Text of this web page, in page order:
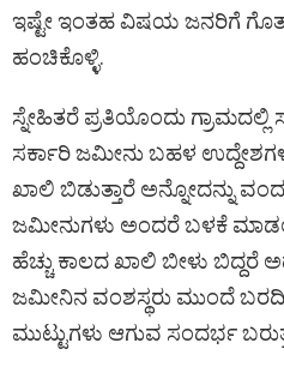
ಇಷ್ಟೇ ಇಂತಹ ವಿಷಯ ಜನರಿಗೆ
ಹಂಚಿಕೊಳ್ಳಿ.
ಸ್ನೇಹಿತರೆ ಪ್ರತಿಯೊಂದು ಗ್ರಾಮದಲ್ಲಿ
ಸರ್ಕಾರಿ ಜಮೀನು ಬಹಳ
ಖಾಲಿ ಬಿಡುತ್ತಾರೆ ಅನ್ನೋದನ್ನು
ಜಮೀನುಗಳು ಅಂದರೆ ಬಳಕೆ
ಹೆಚ್ಚು ಕಾಲದ ಖಾಲಿ ಬೀಳು ಬಿದ್ದರೆ
ಜಮೀನಿನ ವಂಶಸ್ಥರು ಮುಂದೆ
ಮುಟ್ಟುಗಳು ಆಗುವ ಸಂದರ್ಭ